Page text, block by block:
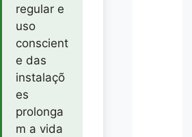
regular e
uso
conscient
e das
instalaçõ
es
prolonga
m a vida